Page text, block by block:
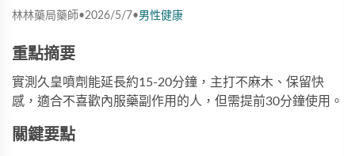
林林藥局藥師•2026/5/7•男性健康
重點摘要
實測久皇噴劑能延長約15-20分鐘，主打不麻木、保留快
感，適合不喜歡內服藥副作用的人，但需提前30分鐘使用。
關鍵要點